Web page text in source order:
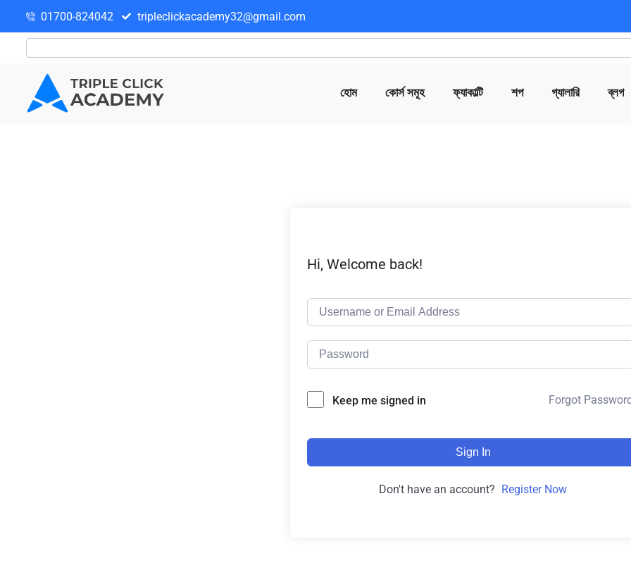
01700-824042 tripleclickacademy32@gmail.com
হোম কোর্স সমূহ ফ্যাকাল্টি শপ গ্যালারি ব্লগ
Hi, Welcome back!
Keep me signed in Forgot
Sign In
Don't have an account? Register Now